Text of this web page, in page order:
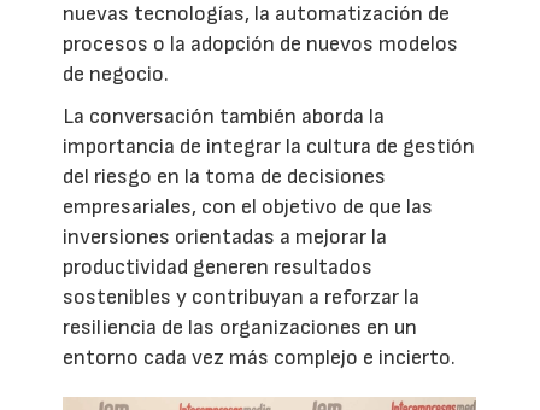
nuevas tecnologías, la automatización de
procesos o la adopción de nuevos modelos
de negocio.
La conversación también aborda la
importancia de integrar la cultura de gestión
del riesgo en la toma de decisiones
empresariales, con el objetivo de que las
inversiones orientadas a mejorar la
productividad generen resultados
sostenibles y contribuyan a reforzar la
resiliencia de las organizaciones en un
entorno cada vez más complejo e incierto.